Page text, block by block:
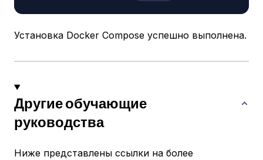
Установка Docker Compose успешно выполнена.
Другие обучающие
руководства
Ниже представлены ссылки на более